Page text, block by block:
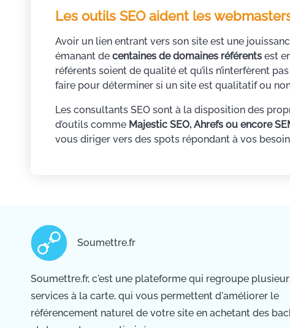
Les outils SEO aident les
Avoir un lien entrant vers son site est une
émanant de centaines de domaines référents est
référents soient de qualité et qu’ils n’interfèrent
faire pour déterminer si un site est qualitatif ou
Les consultants SEO sont à la disposition des
d’outils comme Majestic SEO, Ahrefs ou encore
vous diriger vers des spots répondant à vos
Soumettre.fr
Soumettre.fr, c'est une plateforme qui regroupe
services à la carte, qui vous permettent d'améliorer le
référencement naturel de votre site en achetant des